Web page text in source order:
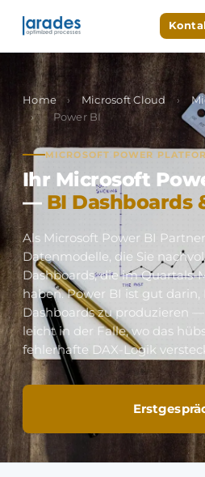
Home › Microsoft Cloud ›
›
Power BI
MICROSOFT POWER
Ihr Microsoft
— BI Dashboards
Als Microsoft Power BI
Datenmodelle, die Sie
Dashboards, die im Quartals-
haben. Power BI ist gut darin,
Dashboards zu produzieren
leicht in der Falle, wo das
fehlerhafte DAX-Logik